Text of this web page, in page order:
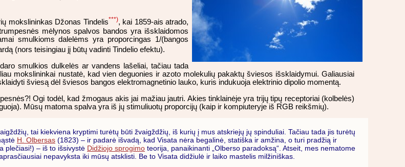
mokslininkas Džonas Tindelis***), kai 1859-ais atrado,
mėlynos spalvos bandos yra išsklaidomos
smulkioms dalelėms yra proporcingas 1/(bangos
(nors teisingiau jį būtų vadinti Tindelio efektu).
smulkios dulkelės ar vandens lašeliai, tačiau tada
mokslininkai nustatė, kad vien deguonies ir azoto molekulių pakaktų šviesos išsklaidymui. Galiausiai
šviesą dėl šviesos bangos elektromagnetinio lauko, kuris indukuoja elektrinio dipolio momentą.
Ogi todėl, kad žmogaus akis jai mažiau jautri. Akies tinklainėje yra trijų tipų receptoriai (kolbelės)
Mūsų matoma spalva yra iš jų stimuliuotų proporcijų (kaip ir kompiuteryje iš RGB reikšmių).
tai kiekviena kryptimi turėtų būti žvaigždžių, iš kurių į mus atskriejų jų spinduliai. Tačiau tada jis turėtų
H. Olbersas (1823) – ir padarė išvadą, kad Visata nėra begalinė, statiška ir amžina, o turi pradžią ir
plečiasi!) – iš to išsivystė Didžiojo sprogimo teorija, panaikinanti „Olberso paradoksą“. Atseit, mes nematome
nepavyksta iki mūsų atsklisti. Be to Visata didžiulė ir laiko mastelis milžiniškas.